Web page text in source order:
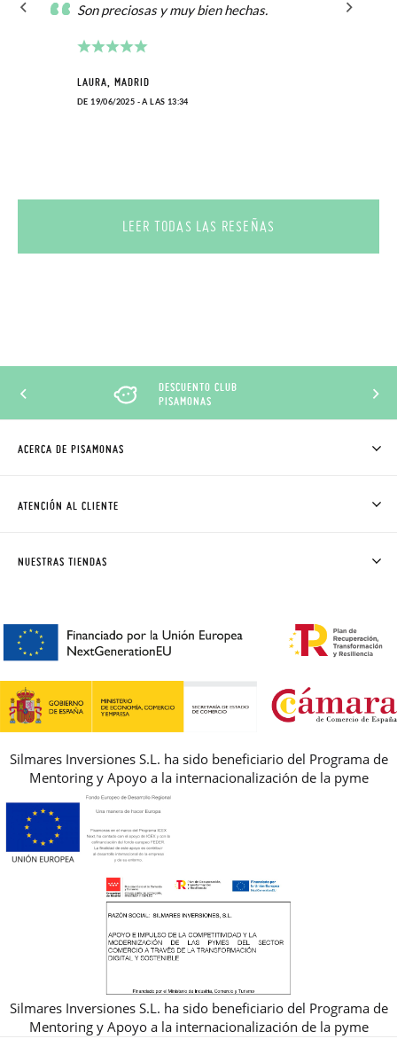
Son preciosas y muy bien hechas.
LAURA, MADRID
DE 19/06/2025 - A LAS 13:34
LEER TODAS LAS RESEÑAS
DESCUENTO CLUB
PISAMONAS
ACERCA DE PISAMONAS
CÓMO COMPRAR
AVISO LEGAL, PRIVACIDAD Y COOKIES
REBAJAS
ATENCIÓN AL CLIENTE
PREGUNTAS FRECUENTES
NUESTRAS TIENDAS
Silmares Inversiones S.L. ha sido beneficiario del Programa de
Mentoring y Apoyo a la internacionalización de la pyme
Silmares Inversiones S.L. ha sido beneficiario del Programa de
Mentoring y Apoyo a la internacionalización de la pyme